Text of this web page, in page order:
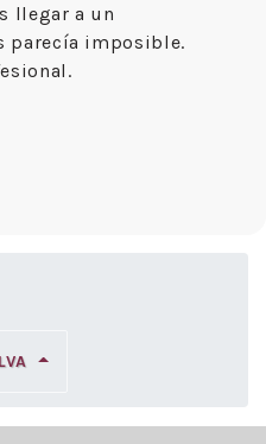
llegar a un
parecía imposible.